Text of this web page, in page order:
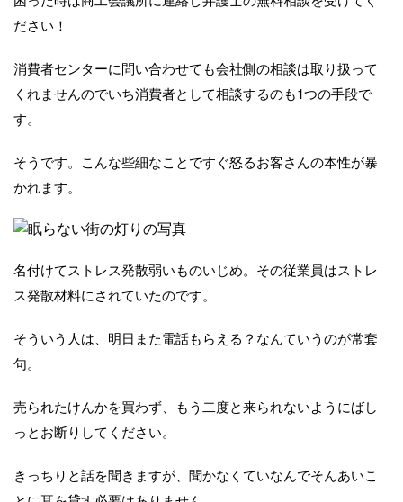
ださい！
消費者センターに問い合わせても会社側の相談は取り扱って
くれませんのでいち消費者として相談するのも1つの手段で
す。
そうです。こんな些細なことですぐ怒るお客さんの本性が暴
かれます。
名付けてストレス発散弱いものいじめ。その従業員はストレ
ス発散材料にされていたのです。
そういう人は、明日また電話もらえる？なんていうのが常套
句。
売られたけんかを買わず、もう二度と来られないようにばし
っとお断りしてください。
きっちりと話を聞きますが、聞かなくていなんでそんあいこ